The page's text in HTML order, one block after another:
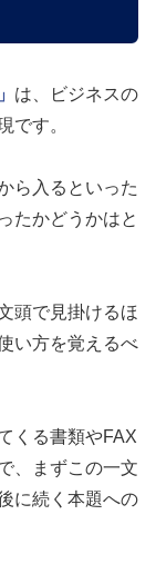
は、ビジネスの
です。
ら入るといった
たかどうかはと
頭で見掛けるほ
い方を覚えるべ
くる書類やFAX
、まずこの一文
に続く本題への